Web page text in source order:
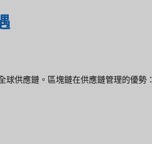
供應鏈。區塊鏈在供應鏈管理的優勢：